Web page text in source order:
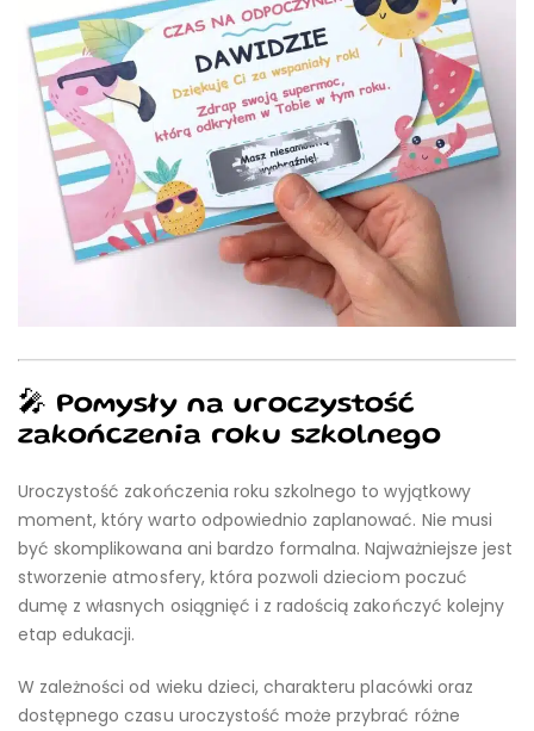
🎤 Pomysły na uroczystość
zakończenia roku szkolnego
Uroczystość zakończenia roku szkolnego to wyjątkowy
moment, który warto odpowiednio zaplanować. Nie musi
być skomplikowana ani bardzo formalna. Najważniejsze jest
stworzenie atmosfery, która pozwoli dzieciom poczuć
dumę z własnych osiągnięć i z radością zakończyć kolejny
etap edukacji.
W zależności od wieku dzieci, charakteru placówki oraz
dostępnego czasu uroczystość może przybrać różne